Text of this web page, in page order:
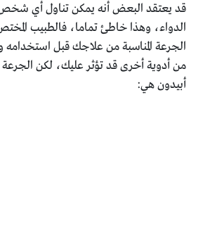
قد يعتقد البعض أنه يمكن تناول أي
الدواء، وهذا خاطئ تماما، فالطبيب
الجرعة المناسبة من علاجك قبل استخدامه
من أدوية أخرى قد تؤثر عليك، لكن الجرعة
أبيدون هي: